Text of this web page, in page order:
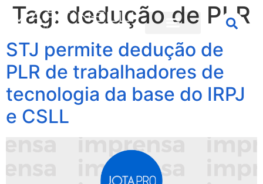
Tag: dedução de PLR
STJ permite dedução de
PLR de trabalhadores de
tecnologia da base do IRPJ
e CSLL